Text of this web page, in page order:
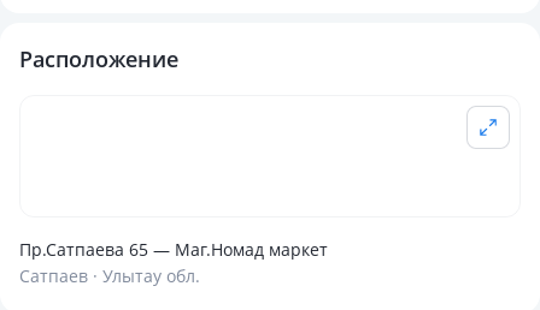
Расположение
Пр.Сатпаева 65 — Маг.Номад маркет
Сатпаев · Улытау обл.